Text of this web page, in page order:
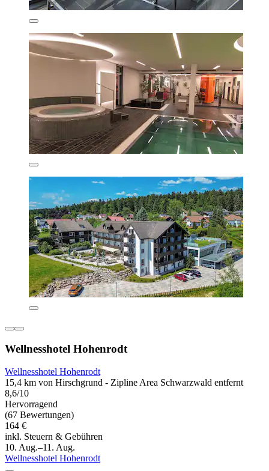
Wellnesshotel Hohenrodt
Wellnesshotel Hohenrodt
15,4 km von Hirschgrund - Zipline Area Schwarzwald entfernt
8,6/10
Hervorragend
(67 Bewertungen)
164 €
inkl. Steuern & Gebühren
10. Aug.–11. Aug.
Wellnesshotel Hohenrodt